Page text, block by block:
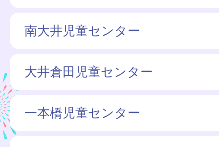
南大井児童センター
大井倉田児童センター
一本橋児童センター